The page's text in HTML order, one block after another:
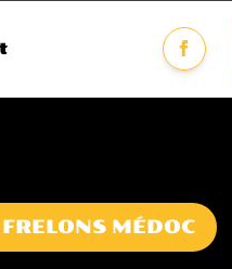
MÉDOC